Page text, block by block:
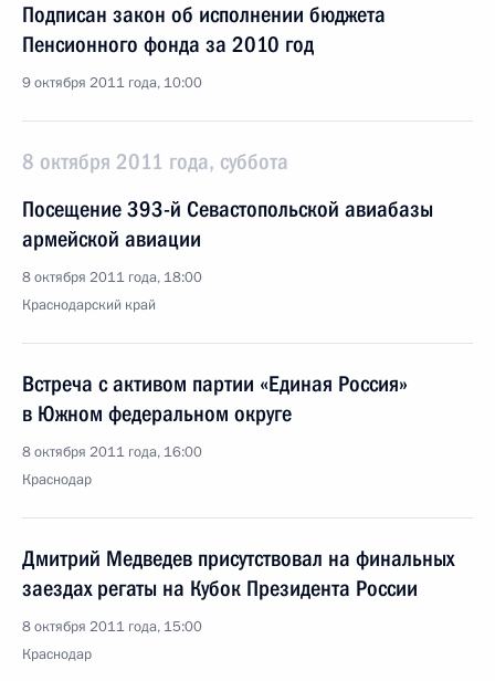
Подписан закон об исполнении бюджета
Пенсионного фонда за 2010 год
9 октября 2011 года, 10:00
8 октября 2011 года, суббота
Посещение 393-й Севастопольской авиабазы
армейской авиации
8 октября 2011 года, 18:00
Краснодарский край
Встреча с активом партии «Единая Россия»
в Южном федеральном округе
8 октября 2011 года, 16:00
Краснодар
Дмитрий Медведев присутствовал на финальных
заездах регаты на Кубок Президента России
8 октября 2011 года, 15:00
Краснодар